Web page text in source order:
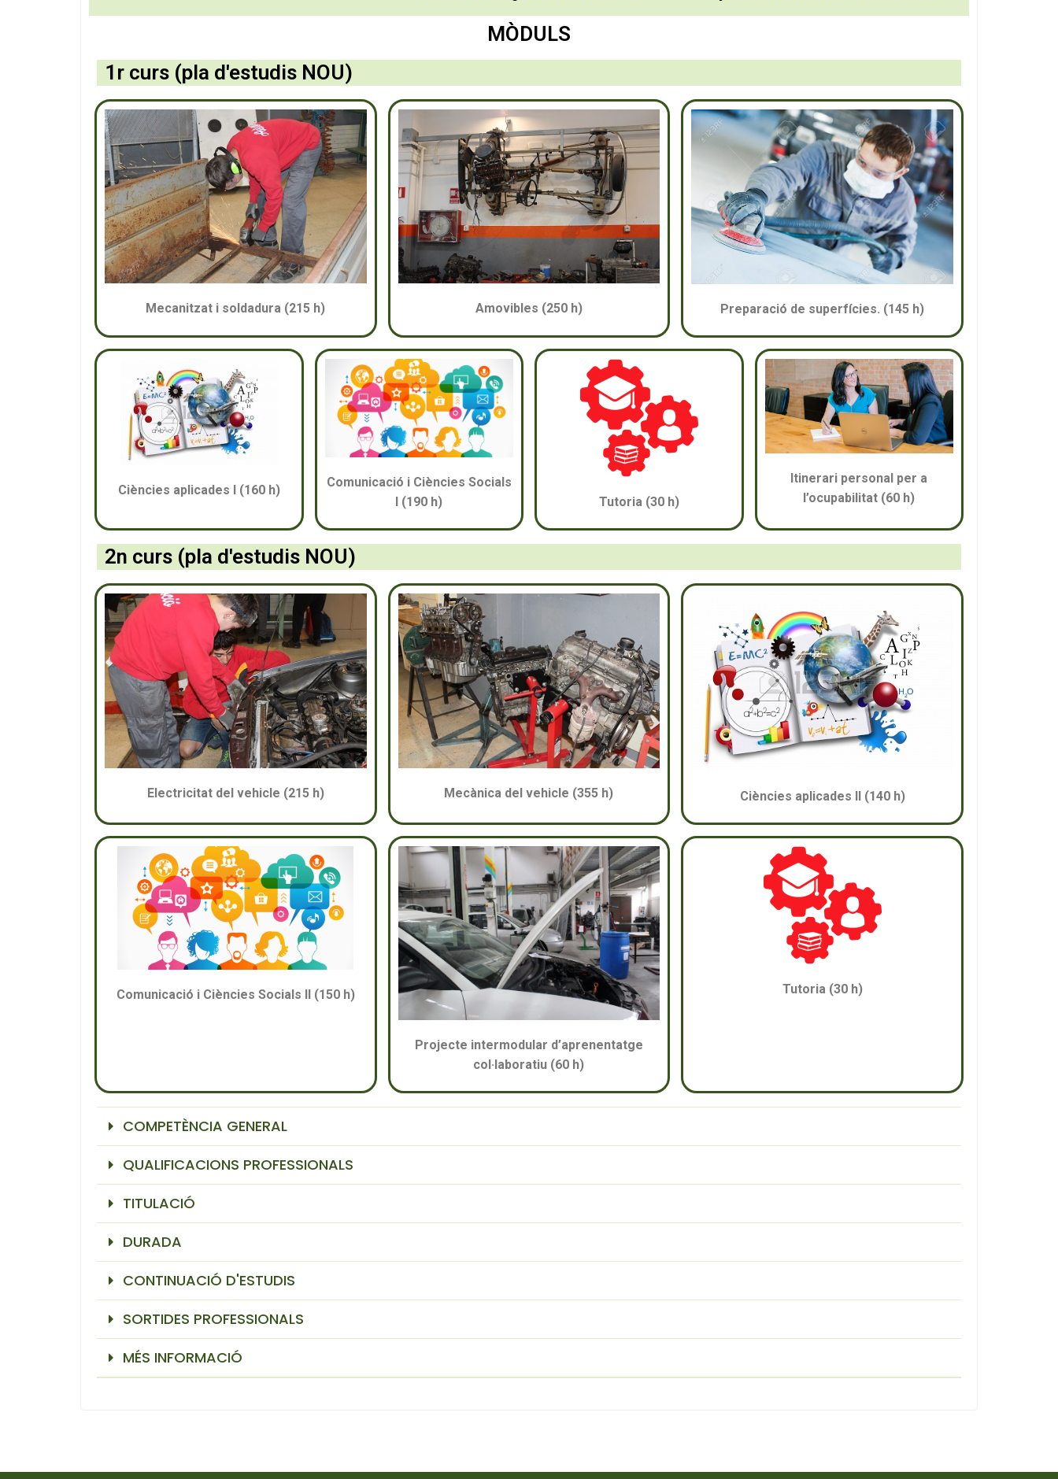
MÒDULS
1r curs (pla d'estudis NOU)
Mecanitzat i soldadura (215 h) Amovibles (250 h) Preparació de superfícies. (145 h)
Ciències aplicades I (160 h)
Comunicació i Ciències Socials
I (190 h)
Tutoria (30 h)
Itinerari personal per a
l’ocupabilitat (60 h)
2n curs (pla d'estudis NOU)
Electricitat del vehicle (215 h) Mecànica del vehicle (355 h) Ciències aplicades II (140 h)
Comunicació i Ciències Socials II (150 h)
Projecte intermodular d’aprenentatge
col·laboratiu (60 h)
Tutoria (30 h)
COMPETÈNCIA GENERAL
QUALIFICACIONS PROFESSIONALS
TITULACIÓ
DURADA
CONTINUACIÓ D'ESTUDIS
SORTIDES PROFESSIONALS
MÉS INFORMACIÓ